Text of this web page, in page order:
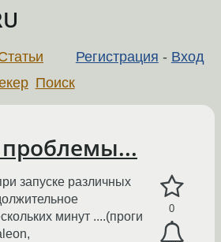
Регистрация - Вход
Поиск
0
запуске различных
минут ....(проги